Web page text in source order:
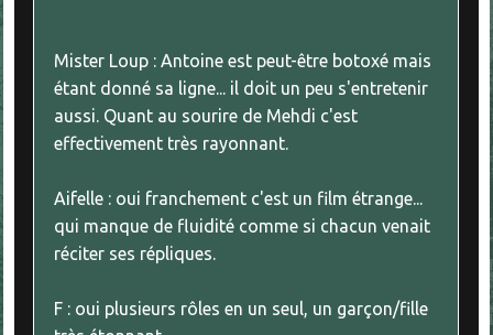
Mister Loup : Antoine est peut-être botoxé mais
étant donné sa ligne... il doit un peu s'entretenir
aussi. Quant au sourire de Mehdi c'est
effectivement très rayonnant.
Aifelle : oui franchement c'est un film étrange...
qui manque de fluidité comme si chacun venait
réciter ses répliques.
F : oui plusieurs rôles en un seul, un garçon/fille